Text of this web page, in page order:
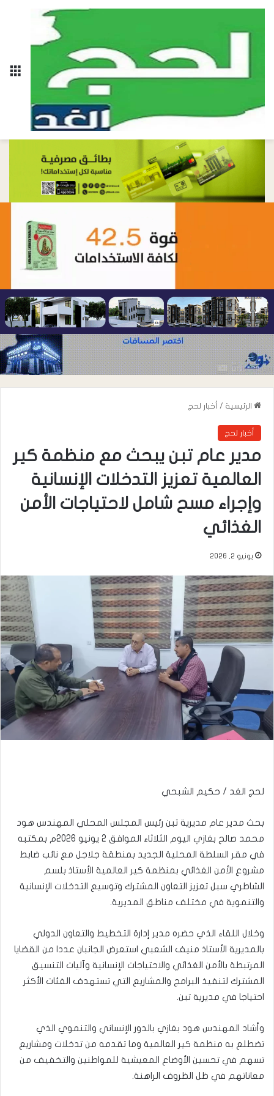
الرئيسية / أخبار لحج
أخبار لحج
مدير عام تبن يبحث مع منظمة كير
العالمية تعزيز التدخلات الإنسانية
وإجراء مسح شامل لاحتياجات الأمن
الغذائي
يونيو 2, 2026
لحج الغد / حكيم الشبحي
بحث مدير عام مديرية تبن رئيس المجلس المحلي المهندس هود
محمد صالح بغازي اليوم الثلاثاء الموافق 2 يونيو 2026م بمكتبه
في مقر السلطة المحلية الجديد بمنطقة جلاجل مع نائب ضابط
مشروع الأمن الغذائي بمنظمة كير العالمية الأستاذ بلسم
الشاطري سبل تعزيز التعاون المشترك وتوسيع التدخلات الإنسانية
والتنموية في مختلف مناطق المديرية.
وخلال اللقاء الذي حضره مدير إدارة التخطيط والتعاون الدولي
بالمديرية الأستاذ منيف الشعبي استعرض الجانبان عددا من القضايا
المرتبطة بالأمن الغذائي والاحتياجات الإنسانية وآليات التنسيق
المشترك لتنفيذ البرامج والمشاريع التي تستهدف الفئات الأكثر
احتياجا في مديرية تبن.
وأشاد المهندس هود بغازي بالدور الإنساني والتنموي الذي
تضطلع به منظمة كير العالمية وما تقدمه من تدخلات ومشاريع
تسهم في تحسين الأوضاع المعيشية للمواطنين والتخفيف من
معاناتهم في ظل الظروف الراهنة.